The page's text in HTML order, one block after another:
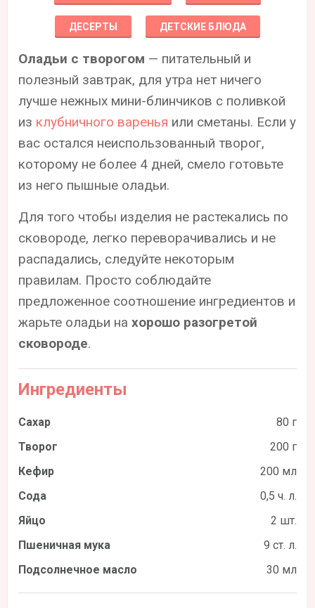
ДЕСЕРТЫ ДЕТСКИЕ БЛЮДА
Оладьи с творогом — питательный и
полезный завтрак, для утра нет ничего
лучше нежных мини-блинчиков с поливкой
из клубничного варенья или сметаны. Если у
вас остался неиспользованный творог,
которому не более 4 дней, смело готовьте
из него пышные оладьи.
Для того чтобы изделия не растекались по
сковороде, легко переворачивались и не
распадались, следуйте некоторым
правилам. Просто соблюдайте
предложенное соотношение ингредиентов и
жарьте оладьи нахорошо разогретой
сковороде.
Ингредиенты
Сахар
80 г
Творог
200 г
Кефир
200 мл
Сода
0,5 ч. л.
Яйцо
2 шт.
Пшеничная мука
9 ст. л.
Подсолнечное масло
30 мл